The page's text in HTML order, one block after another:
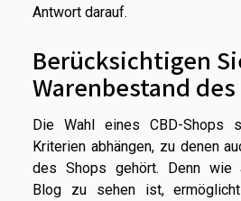
Antwort darauf.
Berücksichtigen
Warenbestand des
Die Wahl eines CBD-Shops
Kriterien abhängen, zu denen
des Shops gehört. Denn wie
Blog zu sehen ist,